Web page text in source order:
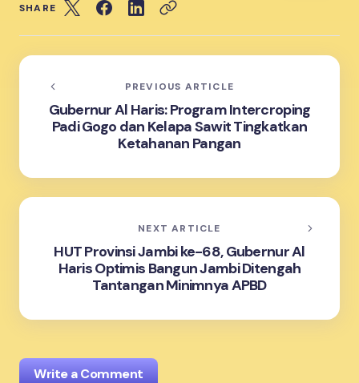
SHARE
PREVIOUS ARTICLE
Gubernur Al Haris: Program Intercroping
Padi Gogo dan Kelapa Sawit Tingkatkan
Ketahanan Pangan
NEXT ARTICLE
HUT Provinsi Jambi ke-68, Gubernur Al
Haris Optimis Bangun Jambi Ditengah
Tantangan Minimnya APBD
Write a Comment